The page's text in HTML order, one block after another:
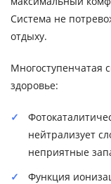
Система не
отдыху.
Многоступенчатая
здоровье:
нейтрализует
неприятные
Функция